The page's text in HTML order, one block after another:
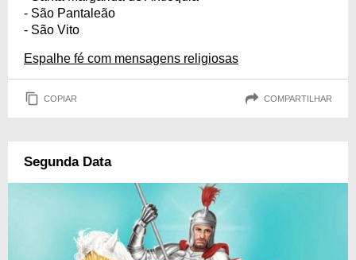
- São Pantaleão
- São Vito
Espalhe fé com mensagens religiosas
COPIAR COMPARTILHAR
Segunda Data